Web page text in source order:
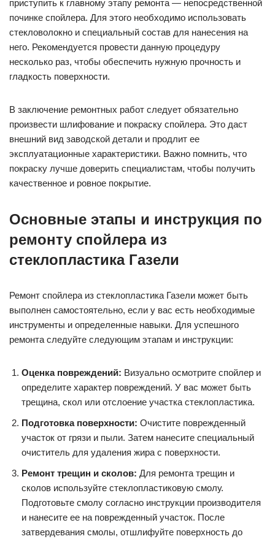
приступить к главному этапу ремонта — непосредственной
починке спойлера. Для этого необходимо использовать
стекловолокно и специальный состав для нанесения на
него. Рекомендуется провести данную процедуру
несколько раз, чтобы обеспечить нужную прочность и
гладкость поверхности.
В заключение ремонтных работ следует обязательно
произвести шлифование и покраску спойлера. Это даст
внешний вид заводской детали и продлит ее
эксплуатационные характеристики. Важно помнить, что
покраску лучше доверить специалистам, чтобы получить
качественное и ровное покрытие.
Основные этапы и инструкция по
ремонту спойлера из
стеклопластика Газели
Ремонт спойлера из стеклопластика Газели может быть
выполнен самостоятельно, если у вас есть необходимые
инструменты и определенные навыки. Для успешного
ремонта следуйте следующим этапам и инструкции:
Оценка повреждений: Визуально осмотрите спойлер и
определите характер повреждений. У вас может быть
трещина, скол или отслоение участка стеклопластика.
Подготовка поверхности: Очистите поврежденный
участок от грязи и пыли. Затем нанесите специальный
очиститель для удаления жира с поверхности.
Ремонт трещин и сколов: Для ремонта трещин и
сколов используйте стеклопластиковую смолу.
Подготовьте смолу согласно инструкции производителя
и нанесите ее на поврежденный участок. После
затвердевания смолы, отшлифуйте поверхность до